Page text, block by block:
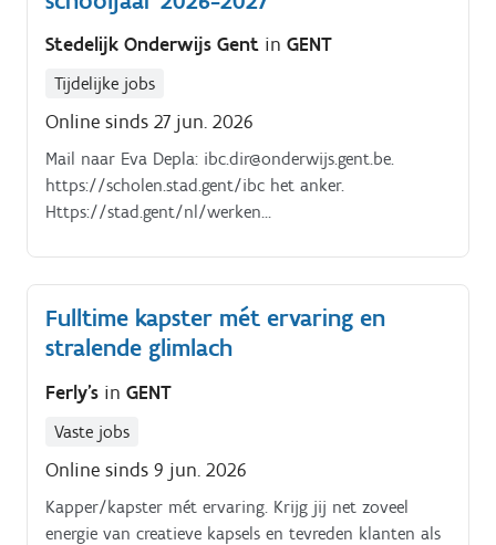
Stedelijk Onderwijs Gent in GENT
Tijdelijke jobs
Online sinds 27 jun. 2026
Mail naar Eva Depla: ibc.dir@onderwijs.gent.be.
https://scholen.stad.gent/ibc het anker.
Https://stad.gent/nl/werken
Fulltime kapster mét ervaring en
stralende glimlach
Ferly's in GENT
Vaste jobs
Online sinds 9 jun. 2026
Kapper/kapster mét ervaring. Krijg jij net zoveel
energie van creatieve kapsels en tevreden klanten als